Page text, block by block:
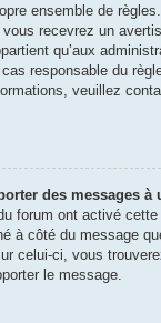
ensemble de
recevrez un
qu’aux
cas responsable du
veuillez
des messages à
forum ont activé
à côté du message
celui-ci, vous
le message.